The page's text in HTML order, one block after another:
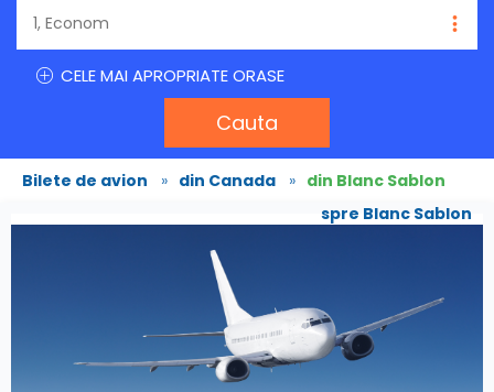
CELE MAI APROPRIATE ORASE
Cauta
Bilete de avion » din Canada » din Blanc Sablon
spre Blanc Sablon